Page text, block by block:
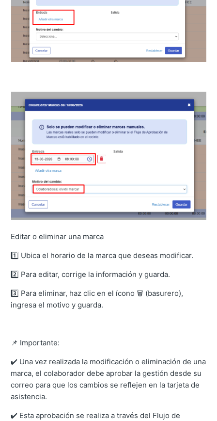
Editar o eliminar una marca
1️⃣ Ubica el horario de la marca que deseas modificar.
2️⃣ Para editar, corrige la información y guarda.
3️⃣ Para eliminar, haz clic en el ícono 🗑️ (basurero),
ingresa el motivo y guarda.
📌 Importante:
✔️ Una vez realizada la modificación o eliminación de una
marca, el colaborador debe aprobar la gestión desde su
correo para que los cambios se reflejen en la tarjeta de
asistencia.
✔️ Esta aprobación se realiza a través del Flujo de